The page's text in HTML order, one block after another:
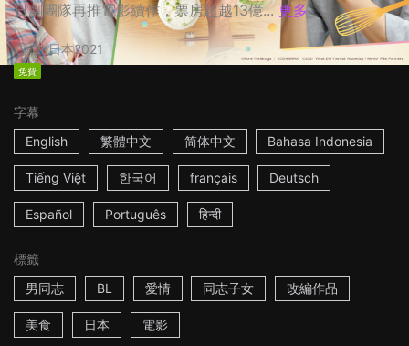
日劇團隊再推電影續作，票房超越13億... 更多
2h日本2021
免費
字幕
English
繁體中文 简体中文 Bahasa Indonesia
Tiếng Việt 한국어 français Deutsch
Español Português हिन्दी
標籤
男同志
BL 愛情 同志子女 改編作品
美食 日本 電影